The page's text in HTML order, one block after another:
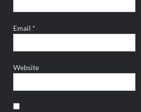
Email *
Website